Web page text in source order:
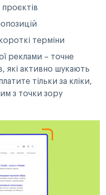
терміни
реклами – точне
які активно шукають
тільки за кліки,
з точки зору